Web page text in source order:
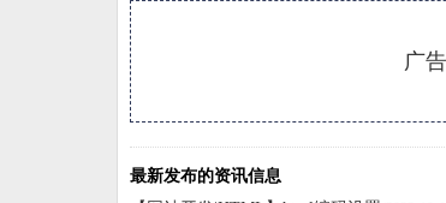
广
最新发布的资讯信息